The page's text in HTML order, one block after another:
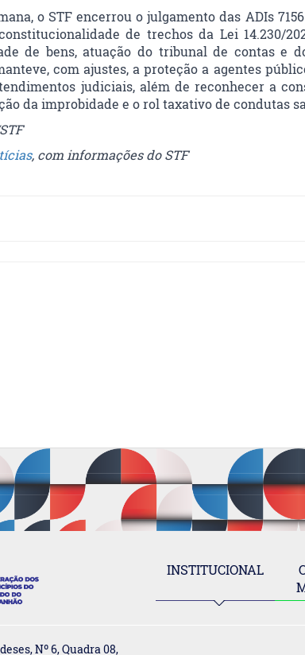
o STF encerrou o julgamento das ADIs
de trechos da Lei 14.230/
de bens, atuação do tribunal de contas e
com ajustes, a proteção a agentes
judiciais, além de reconhecer a
da improbidade e o rol taxativo de condutas
, com informações do STF
INSTITUCIONAL
Nº 6, Quadra 08,